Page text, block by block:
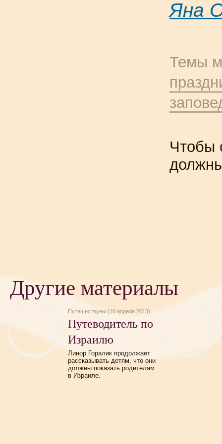
Яна
Темы
Чтобы
Другие материалы
Путешествуем (10 апреля 2013)
Путеводитель по
Израилю
Линор Горалик продолжает
рассказывать детям, что они
должны показать родителям
в Израиле.